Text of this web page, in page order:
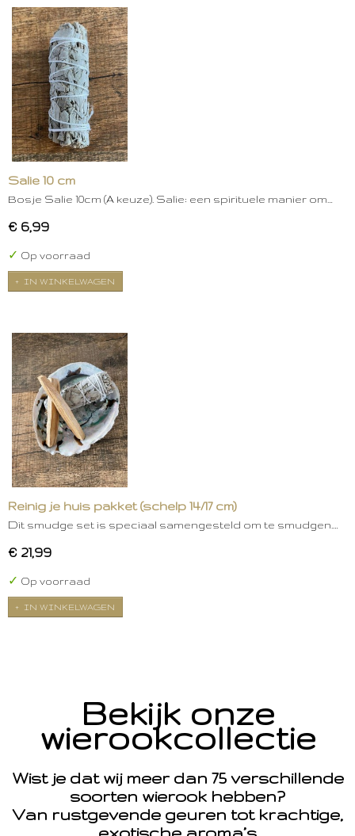
Salie 10 cm
Bosje Salie 10cm (A keuze). Salie: een spirituele manier om…
€ 6,99
✓ Op voorraad
IN WINKELWAGEN
Reinig je huis pakket (schelp 14/17 cm)
Dit smudge set is speciaal samengesteld om te smudgen.…
€ 21,99
✓ Op voorraad
IN WINKELWAGEN
Bekijk onze
wierookcollectie
Wist je dat wij meer dan 75 verschillende
soorten wierook hebben?
Van rustgevende geuren tot krachtige,
exotische aroma’s